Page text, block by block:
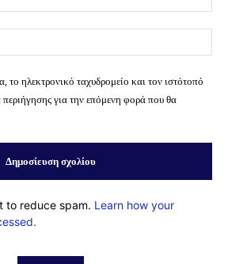
το ηλεκτρονικό ταχυδρομείο και τον ιστότοπό
για την επόμενη φορά που θα
to reduce spam. Learn how your